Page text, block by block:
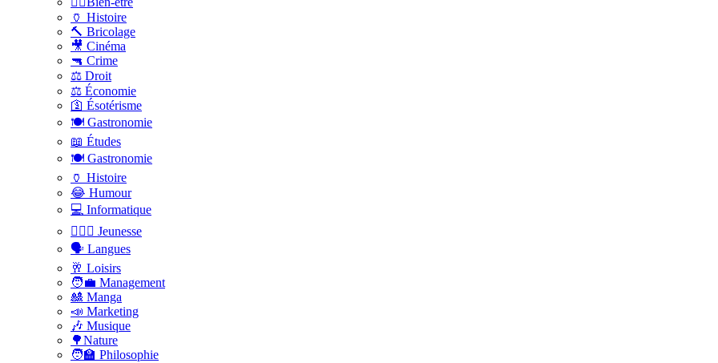
🏺 Histoire
🔨 Bricolage
🎥 Cinéma
🔫 Crime
⚖️ Droit
⚖️ Économie
🛐 Ésotérisme
🍽️ Gastronomie
📖 Études
🍽️ Gastronomie
🏺 Histoire
😂 Humour
💻 Informatique
🤸🏽‍♀️ Jeunesse
🗣 Langues
🥂 Loisirs
🧑‍💼 Management
🎎 Manga
📣 Marketing
🎶 Musique
🌳Nature
🧑‍🏫 Philosophie